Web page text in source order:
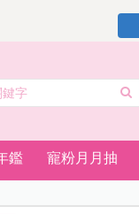
鑑 寵粉月月抽